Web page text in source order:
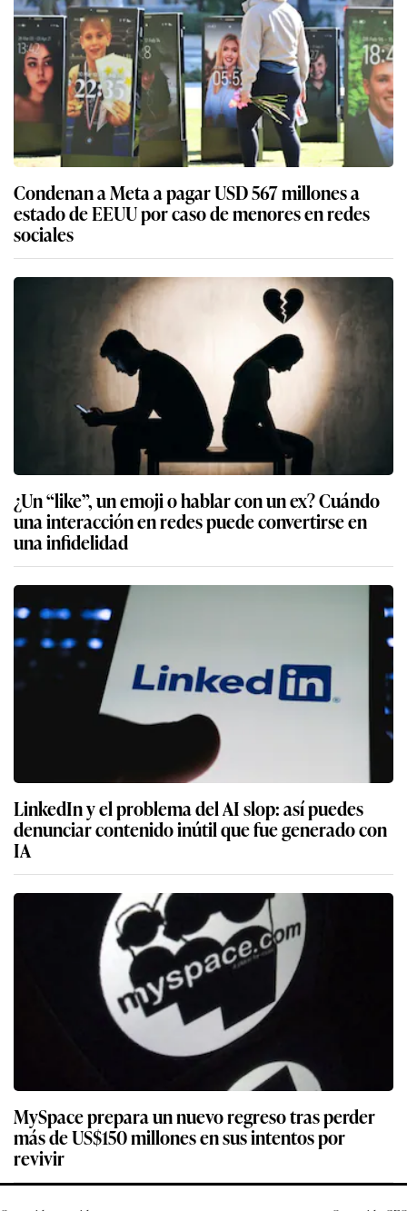
Condenan a Meta a pagar USD 567 millones a
estado de EEUU por caso de menores en redes
sociales
¿Un “like”, un emoji o hablar con un ex? Cuándo
una interacción en redes puede convertirse en
una infidelidad
LinkedIn y el problema del AI slop: así puedes
denunciar contenido inútil que fue generado con
IA
MySpace prepara un nuevo regreso tras perder
más de US$150 millones en sus intentos por
revivir